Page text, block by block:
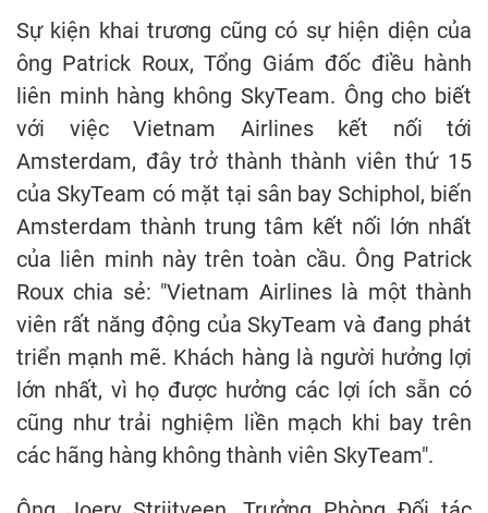
Sự kiện khai trương cũng có sự hiện diện của
ông Patrick Roux, Tổng Giám đốc điều hành
liên minh hàng không SkyTeam. Ông cho biết
với việc Vietnam Airlines kết nối tới
Amsterdam, đây trở thành thành viên thứ 15
của SkyTeam có mặt tại sân bay Schiphol, biến
Amsterdam thành trung tâm kết nối lớn nhất
của liên minh này trên toàn cầu. Ông Patrick
Roux chia sẻ: "Vietnam Airlines là một thành
viên rất năng động của SkyTeam và đang phát
triển mạnh mẽ. Khách hàng là người hưởng lợi
lớn nhất, vì họ được hưởng các lợi ích sẵn có
cũng như trải nghiệm liền mạch khi bay trên
các hãng hàng không thành viên SkyTeam".